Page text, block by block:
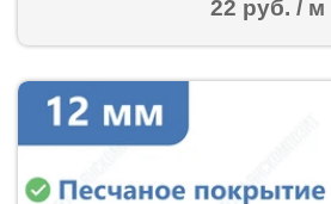
22 руб. / м